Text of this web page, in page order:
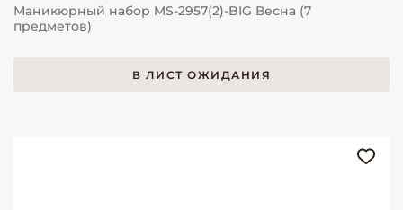
Маникюрный набор MS-2957(2)-BIG Весна (7
предметов)
В ЛИСТ ОЖИДАНИЯ